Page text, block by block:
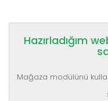
Hazırladığım
Mağaza modülünü